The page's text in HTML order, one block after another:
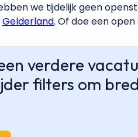
we tijdelijk geen
Gelderland. Of doe een
verdere
filters om